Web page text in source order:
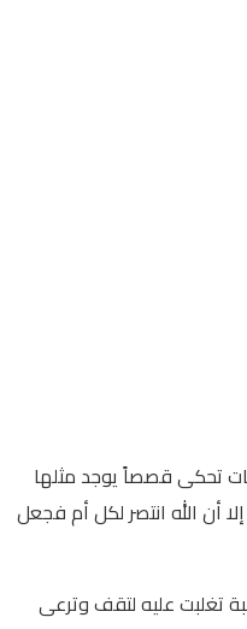
الحديث مع أمهات مصر المثاليات تحكى قصصاً يوجد مثلها
أن الله انتصر لكل أم فجعل
تغلبت عليه لتقف وترعى